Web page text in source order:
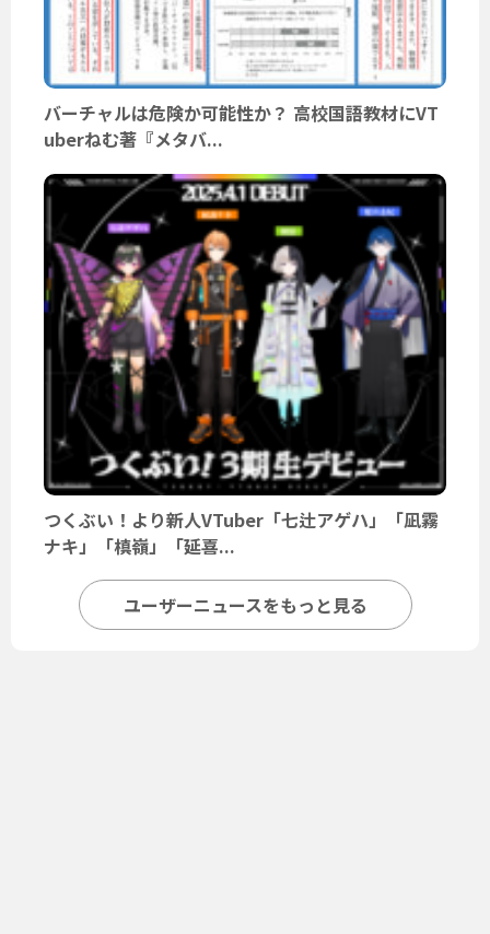
バーチャルは危険か可能性か？ 高校国語教材にVT
uberねむ著『メタバ...
つくぶい！より新人VTuber「七辻アゲハ」「凪霧
ナキ」「槙嶺」「延喜...
ユーザーニュースをもっと見る